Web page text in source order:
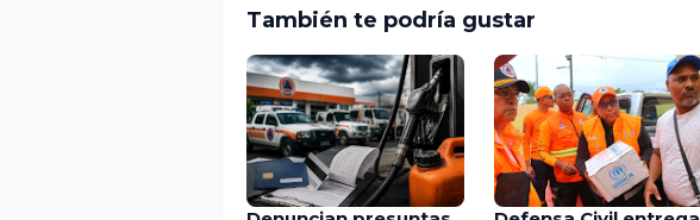
También te podría gustar